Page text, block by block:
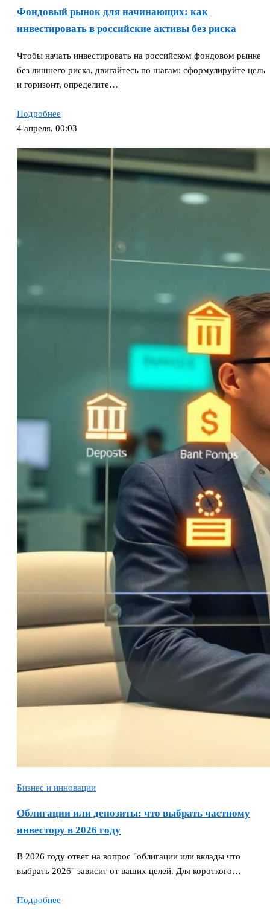
Фондовый рынок для начинающих: как
инвестировать в российские активы без риска
Чтобы начать инвестировать на российском фондовом рынке
без лишнего риска, двигайтесь по шагам: сформулируйте цель
и горизонт, определите…
Подробнее
4 апреля, 00:03
Бизнес и инновации
Облигации или депозиты: что выбрать частному
инвестору в 2026 году
В 2026 году ответ на вопрос "облигации или вклады что
выбрать 2026" зависит от ваших целей. Для короткого…
Подробнее